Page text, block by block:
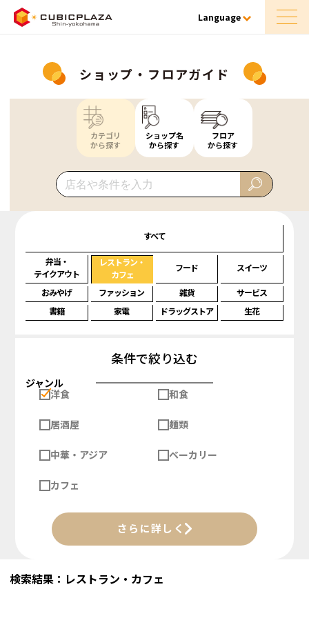
Language
ショップ・フロアガイド
カテゴリ
から探す
ショップ名
から探す
フロア
から探す
すべて
弁当・
テイクアウト
レストラン・
カフェ
フード スイーツ
おみやげ ファッション 雑貨
サービス
書籍
家電 ドラッグストア 生花
条件で絞り込む
ジャンル
洋食
和食
居酒屋 麺類
中華・アジア ベーカリー
カフェ
さらに詳しく
検索結果：レストラン・カフェ